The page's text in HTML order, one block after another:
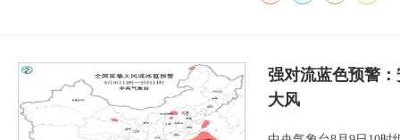
强对流蓝色预警
大风